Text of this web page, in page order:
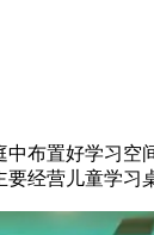
布置好学习
经营儿童学